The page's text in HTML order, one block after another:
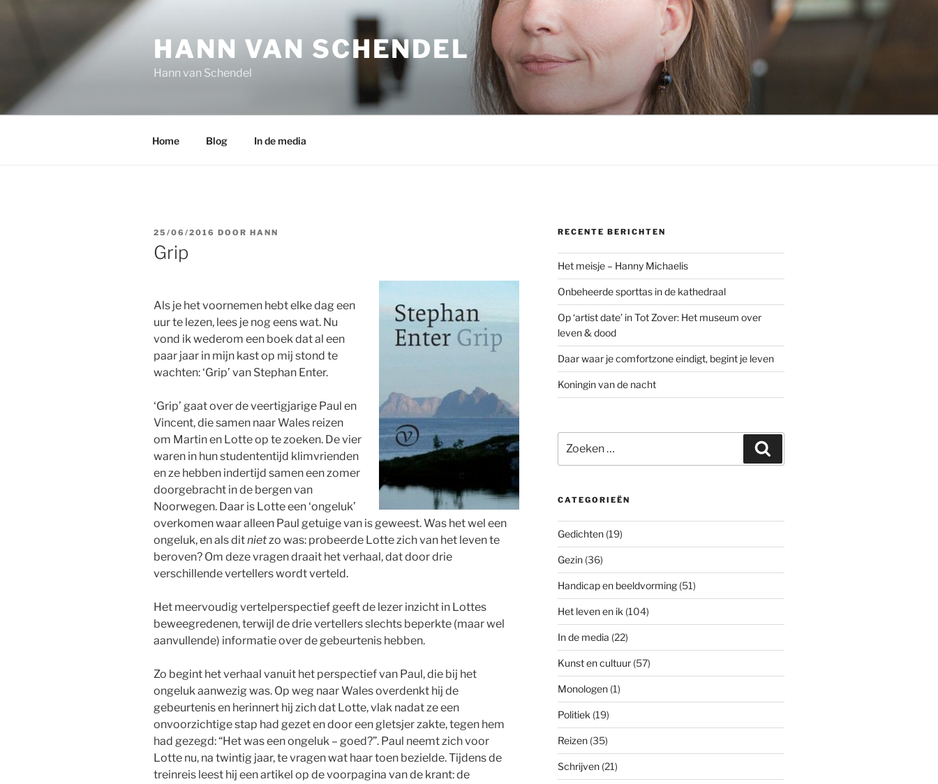
HANN VAN SCHENDEL
Hann van Schendel
Home Blog In de media
GEPLAATST
OP
25/06/2016 DOOR HANN
Grip
Als je het voornemen hebt elke dag een
uur te lezen, lees je nog eens wat. Nu
vond ik wederom een boek dat al een
paar jaar in mijn kast op mij stond te
wachten: ‘Grip’ van Stephan Enter.
‘Grip’ gaat over de veertigjarige Paul en
Vincent, die samen naar Wales reizen
om Martin en Lotte op te zoeken. De vier
waren in hun studententijd klimvrienden
en ze hebben indertijd samen een zomer
doorgebracht in de bergen van
Noorwegen. Daar is Lotte een ‘ongeluk’
overkomen waar alleen Paul getuige van is geweest. Was het wel een
ongeluk, en als ditnietzo was: probeerde Lotte zich van het leven te
beroven? Om deze vragen draait het verhaal, dat door drie
verschillende vertellers wordt verteld.
Het meervoudig vertelperspectief geeft de lezer inzicht in Lottes
beweegredenen, terwijl de drie vertellers slechts beperkte (maar wel
aanvullende) informatie over de gebeurtenis hebben.
Zo begint het verhaal vanuit het perspectief van Paul, die bij het
ongeluk aanwezig was. Op weg naar Wales overdenkt hij de
gebeurtenis en herinnert hij zich dat Lotte, vlak nadat ze een
onvoorzichtige stap had gezet en door een gletsjer zakte, tegen hem
had gezegd: “Het was een ongeluk – goed?”. Paul neemt zich voor
Lotte nu, na twintig jaar, te vragen wat haar toen bezielde. Tijdens de
treinreis leest hij een artikel op de voorpagina van de krant: de
RECENTE BERICHTEN
Het meisje – Hanny Michaelis
Onbeheerde sporttas in de kathedraal
Op ‘artist date’ in Tot Zover: Het museum over
leven & dood
Daar waar je comfortzone eindigt, begint je leven
Koningin van de nacht
naar:
CATEGORIEËN
Gedichten(19)
Gezin(36)
Handicap en beeldvorming(51)
Het leven en ik (104)
In de media (22)
Kunst en cultuur(57)
Monologen(1)
Politiek (19)
Reizen(35)
Schrijven(21)